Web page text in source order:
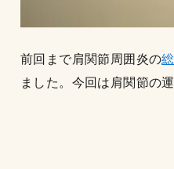
前回まで肩関節周囲炎の
ました。今回は肩関節の